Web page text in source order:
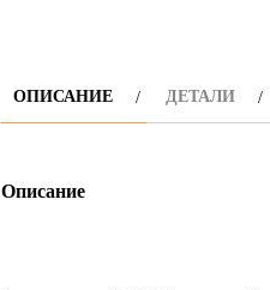
ОПИСАНИЕ ДЕТАЛИ
Описание